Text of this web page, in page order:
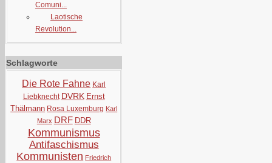
Comuni...
Laotische
Revolution...
Schlagworte
Die Rote Fahne Karl
Liebknecht DVRK Ernst
Thälmann Rosa Luxemburg Karl
Marx DRF DDR
Kommunismus
Antifaschismus
Kommunisten Friedrich